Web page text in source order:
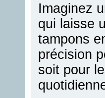
Imaginez
qui laisse
tampons
précision
soit pour